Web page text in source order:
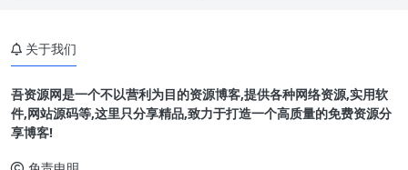
关于我们
吾资源网是一个不以营利为目的资源博客,提供各种网络资源,实用软
件,网站源码等,这里只分享精品,致力于打造一个高质量的免费资源分
享博客!